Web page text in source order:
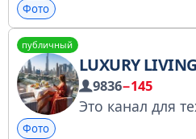
Фото
публичный
LUXURY LIVING
9836−145
Фото